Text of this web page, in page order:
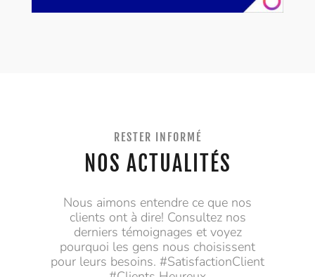
RESTER INFORMÉ
NOS ACTUALITÉS
Nous aimons entendre ce que nos
clients ont à dire! Consultez nos
derniers témoignages et voyez
pourquoi les gens nous choisissent
pour leurs besoins. #SatisfactionClient